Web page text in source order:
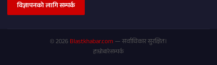
विज्ञापनको लागि सम्पर्क
© 2026Blastkhabar.com — सर्वाधिकार सुरक्षित।
हाम्रोबारेसम्पर्क